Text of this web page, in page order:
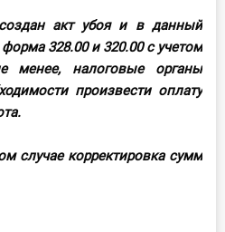
акт убоя и в данный
328.00 и 320.00 с учетом
менее, налоговые органы
произвести оплату
случае корректировка сумм